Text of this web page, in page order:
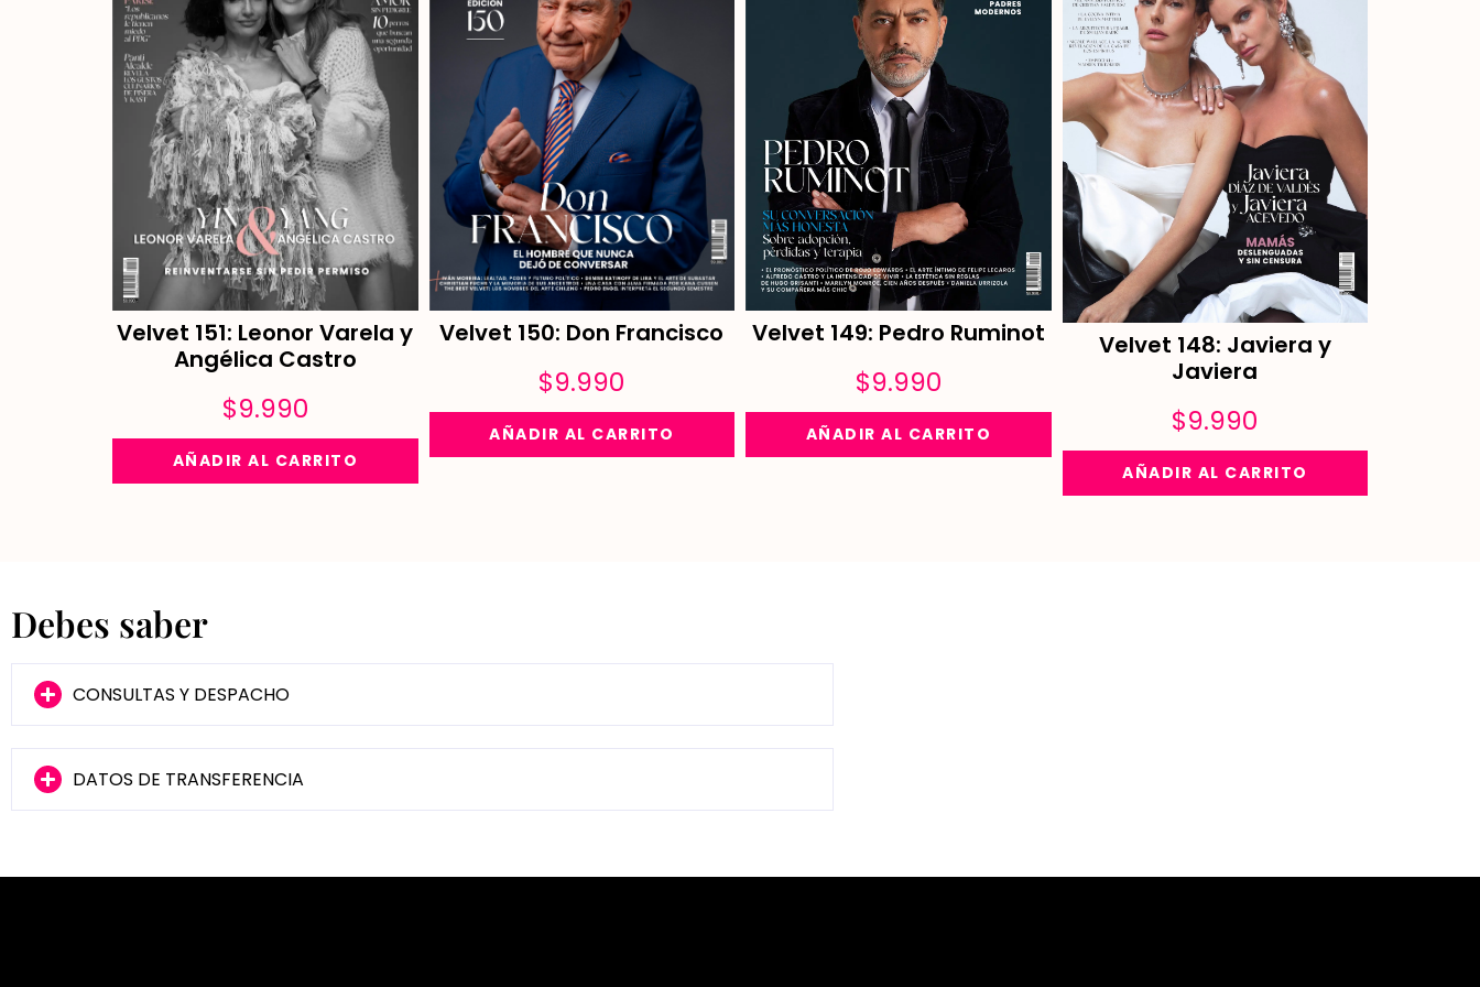
Velvet 151: Leonor Varela y
Angélica Castro
$9.990
AÑADIR AL CARRITO
Velvet 150: Don Francisco
$9.990
AÑADIR AL CARRITO
Velvet 149: Pedro Ruminot
$9.990
AÑADIR AL CARRITO
Velvet 148: Javiera y
Javiera
$9.990
AÑADIR AL CARRITO
Debes saber
CONSULTAS Y DESPACHO
DATOS DE TRANSFERENCIA